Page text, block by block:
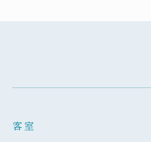
客室